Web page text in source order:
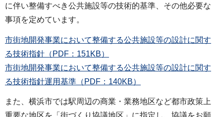
に伴い整備すべき公共施設等の技術的基準、その他必要な
事項を定めています。
市街地開発事業において整備する公共施設等の設計に関す
る技術指針（PDF：151KB）
市街地開発事業において整備する公共施設等の設計に関す
る技術指針運用基準（PDF：140KB）
また、横浜市では駅周辺の商業・業務地区など都市政策上